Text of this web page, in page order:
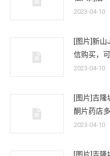
2023-04-10
[图片]新山
信购买，
2023-04-10
[图片]吉隆
酮片药店
2023-04-10